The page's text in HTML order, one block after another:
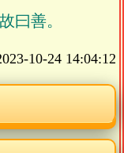
曰善。
10-24 14:04:12